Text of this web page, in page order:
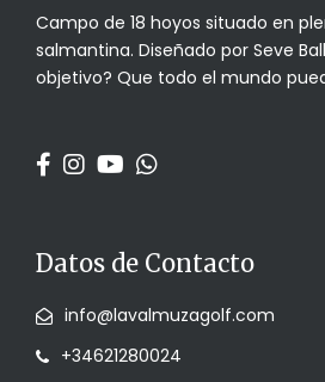
Campo de 18 hoyos situado en
salmantina. Diseñado por Seve
objetivo? Que todo el mundo
Datos de Contacto
info@lavalmuzagolf.com
+34621280024